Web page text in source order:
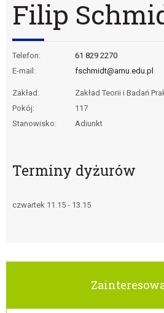
Filip
Telefon:
61 829 2270
E-mail:
fschmidt@amu.edu.pl
Zakład:
Zakład Teorii i Badań
Pokój:
117
Stanowisko:
Adiunkt
Terminy dyżurów
czwartek 11.15 - 13.15